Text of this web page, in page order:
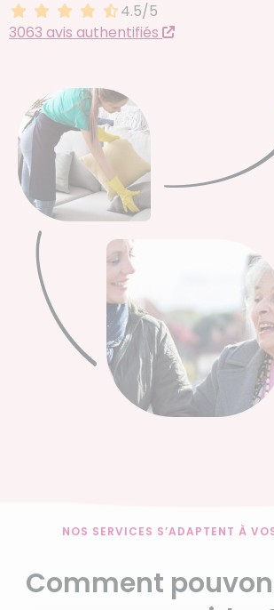
4.5 sur 5
4.5/5
3063 avis authentifiés
NOS SERVICES S’ADAPTENT À
Comment